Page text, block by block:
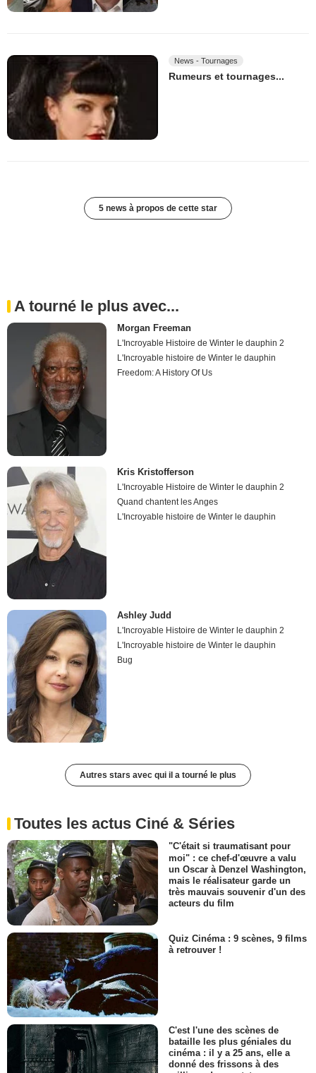
News - Tournages
Rumeurs et tournages...
5 news à propos de cette star
A tourné le plus avec...
Morgan Freeman
L'Incroyable Histoire de Winter le dauphin 2
L'Incroyable histoire de Winter le dauphin
Freedom: A History Of Us
Kris Kristofferson
L'Incroyable Histoire de Winter le dauphin 2
Quand chantent les Anges
L'Incroyable histoire de Winter le dauphin
Ashley Judd
L'Incroyable Histoire de Winter le dauphin 2
L'Incroyable histoire de Winter le dauphin
Bug
Autres stars avec qui il a tourné le plus
Toutes les actus Ciné & Séries
"C'était si traumatisant pour
moi" : ce chef-d'œuvre a valu
un Oscar à Denzel Washington,
mais le réalisateur garde un
très mauvais souvenir d'un des
acteurs du film
Quiz Cinéma : 9 scènes, 9 films
à retrouver !
C'est l'une des scènes de
bataille les plus géniales du
cinéma : il y a 25 ans, elle a
donné des frissons à des